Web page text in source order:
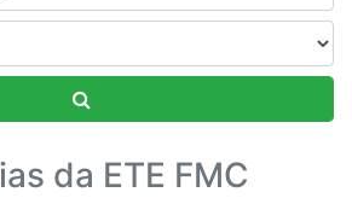
da ETE FMC